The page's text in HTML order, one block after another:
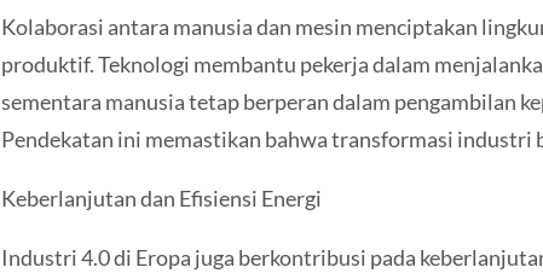
Kolaborasi antara manusia dan mesin menciptakan
produktif. Teknologi membantu pekerja dalam
sementara manusia tetap berperan dalam pengambilan
Pendekatan ini memastikan bahwa transformasi industri
Keberlanjutan dan Efisiensi Energi
Industri 4.0 di Eropa juga berkontribusi pada